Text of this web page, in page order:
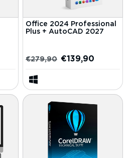
Office 2024 Professional
Plus + AutoCAD 2027
€279,90 €139,90